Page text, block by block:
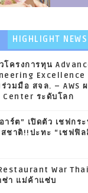
HIGHLIGHT NEWS
โครงการทุน
วมมือ สจล. – AWS
Center ระดับโลก
าร์ต” เปิดตัว เชฟกร
ชาติ!!ปะทะ “เชฟฟิ
War
ซ่า แม่ค้าแซ่บ